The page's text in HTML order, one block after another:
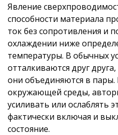
Явление
способности материала
ток без сопротивления и
охлаждении ниже
температуры. В обычных
отталкиваются друг
они объединяются в пары.
окружающей среды,
усиливать или ослаблять
фактически включая и
состояние.